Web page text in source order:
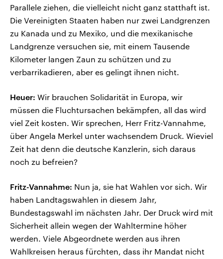
Parallele ziehen, die vielleicht nicht ganz statthaft ist.
Die Vereinigten Staaten haben nur zwei Landgrenzen
zu Kanada und zu Mexiko, und die mexikanische
Landgrenze versuchen sie, mit einem Tausende
Kilometer langen Zaun zu schützen und zu
verbarrikadieren, aber es gelingt ihnen nicht.
Heuer: Wir brauchen Solidarität in Europa, wir
müssen die Fluchtursachen bekämpfen, all das wird
viel Zeit kosten. Wir sprechen, Herr Fritz-Vannahme,
über Angela Merkel unter wachsendem Druck. Wieviel
Zeit hat denn die deutsche Kanzlerin, sich daraus
noch zu befreien?
Fritz-Vannahme: Nun ja, sie hat Wahlen vor sich. Wir
haben Landtagswahlen in diesem Jahr,
Bundestagswahl im nächsten Jahr. Der Druck wird mit
Sicherheit allein wegen der Wahltermine höher
werden. Viele Abgeordnete werden aus ihren
Wahlkreisen heraus fürchten, dass ihr Mandat nicht